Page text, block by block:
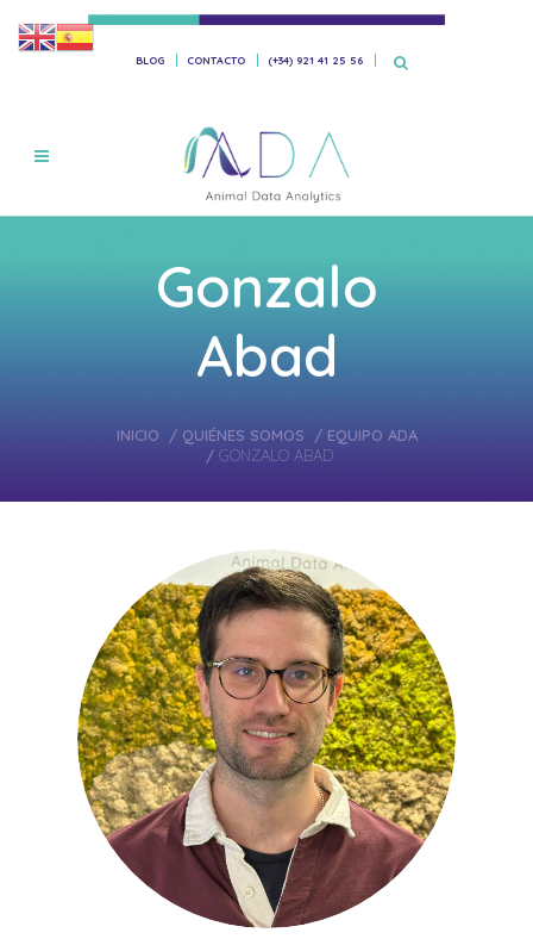
BLOG CONTACTO (+34) 921 41 25 56
Gonzalo
Abad
INICIO / QUIÉNES SOMOS / EQUIPO ADA
/ GONZALO ABAD